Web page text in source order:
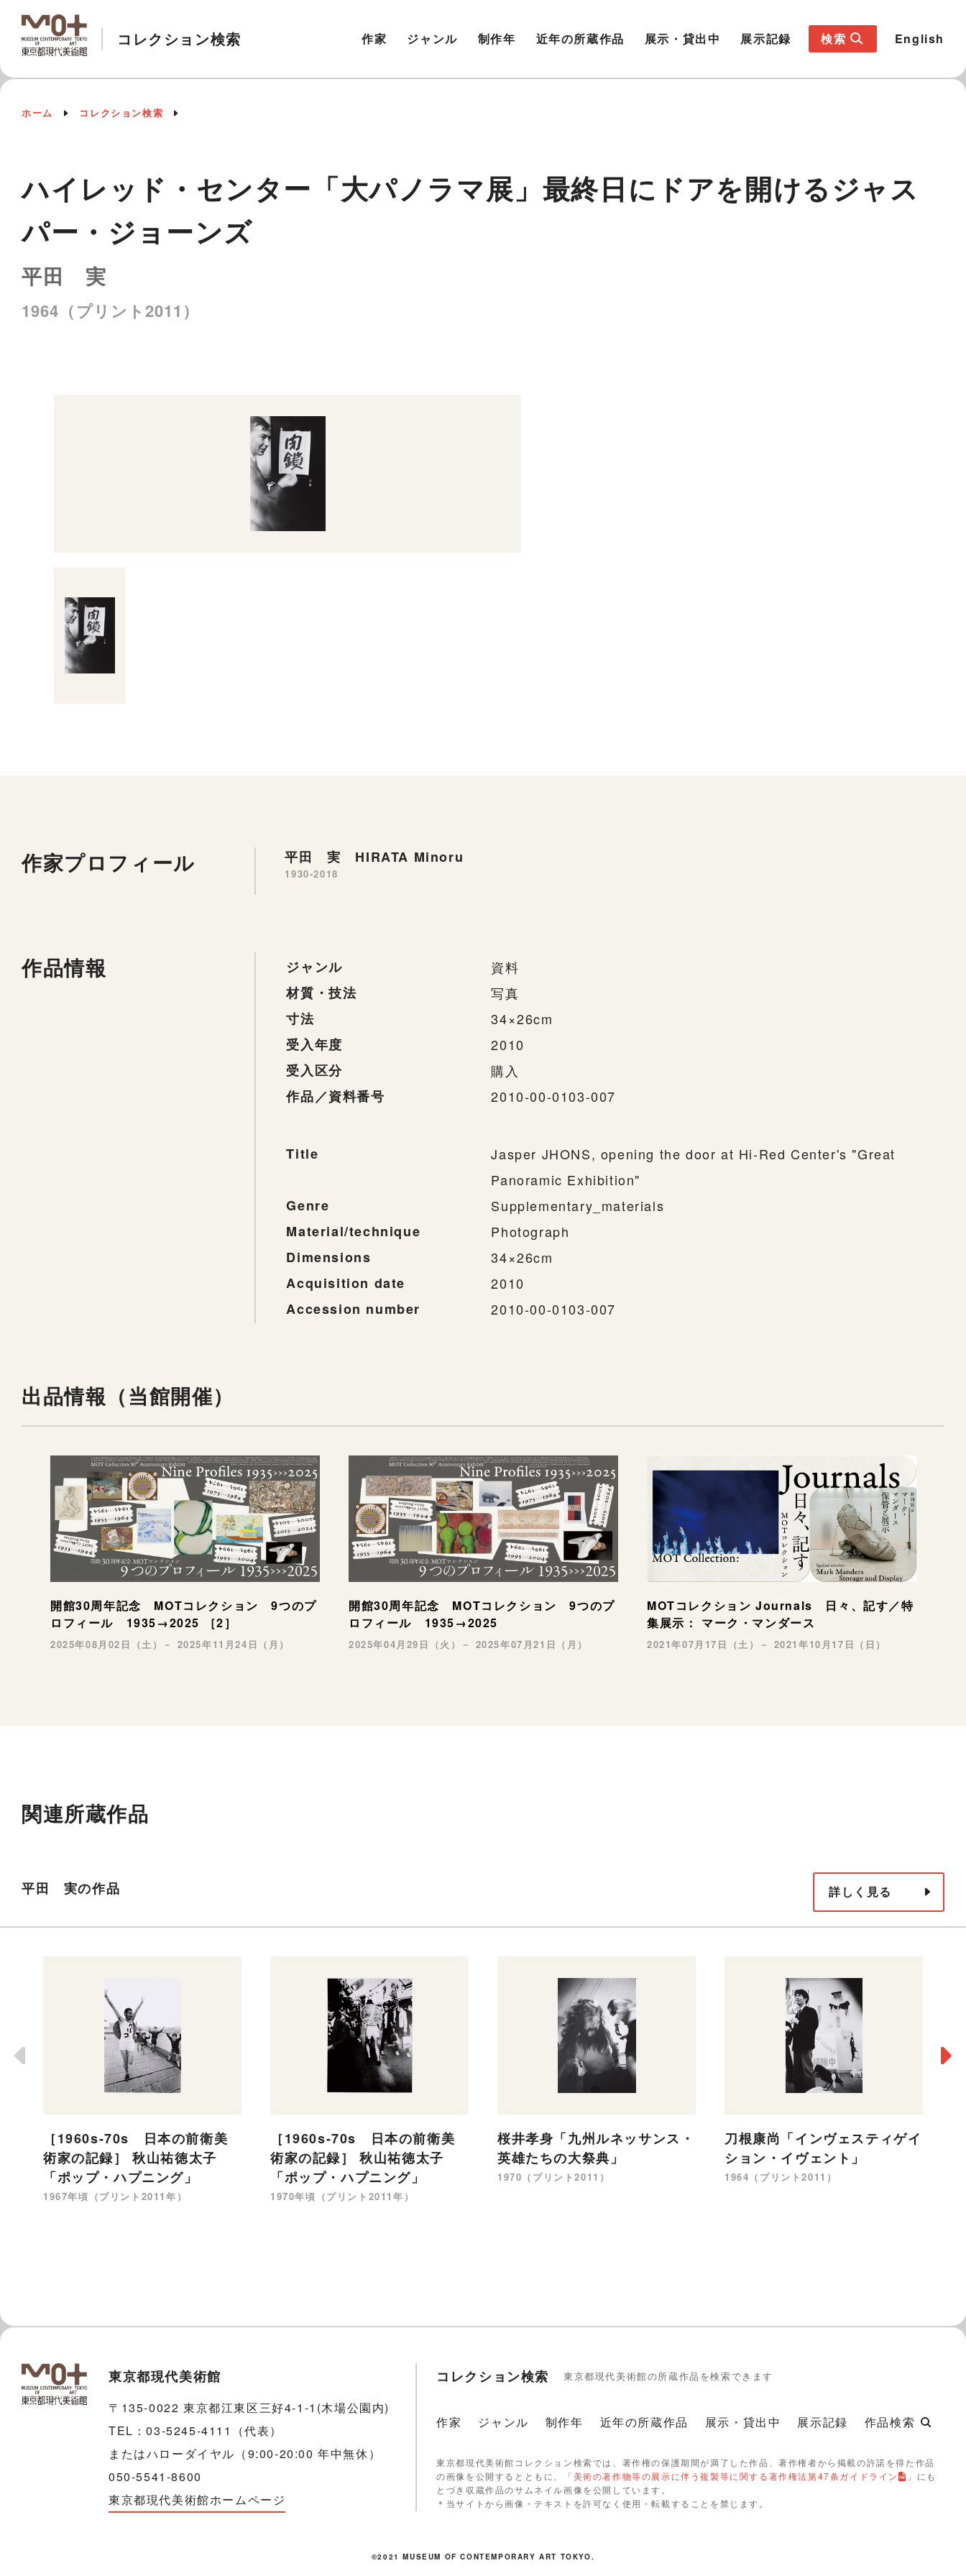
コレクション検索 作家 ジャンル 制作年 近年の所蔵作品 展示・貸出中 展示記録 検索 English
ホーム コレクション検索
ハイレッド・センター「大パノラマ展」最終日にドアを開けるジャス
パー・ジョーンズ
平田 実
1964（プリント2011）
作家プロフィール 平田 実 HIRATA Minoru
1930-2018
作品情報 ジャンル
資料
材質・技法
写真
寸法
34×26cm
受入年度
2010
受入区分
購入
作品／資料番号
2010-00-0103-007
Title
Jasper JHONS, opening the door at Hi-Red Center's "Great
Panoramic Exhibition"
Genre
Supplementary_materials
Material/technique
Photograph
Dimensions
34×26cm
Acquisition date
2010
Accession number
2010-00-0103-007
出品情報（当館開催）
開館30周年記念 MOTコレクション 9つのプ
ロフィール 1935→2025 ［2］
2025年08月02日（土）－ 2025年11月24日（月）
開館30周年記念 MOTコレクション 9つのプ
ロフィール 1935→2025
2025年04月29日（火）－ 2025年07月21日（月）
MOTコレクション Journals 日々、記す／特
集展示： マーク・マンダース
2021年07月17日（土）－ 2021年10月17日（日）
関連所蔵作品
平田 実の作品 詳しく見る
［1960s-70s 日本の前衛美
術家の記録］ 秋山祐徳太子
「ポップ・ハプニング」
1967年頃（プリント2011年）
［1960s-70s 日本の前衛美
術家の記録］ 秋山祐徳太子
「ポップ・ハプニング」
1970年頃（プリント2011年）
桜井孝身「九州ルネッサンス・
英雄たちの大祭典」
1970（プリント2011）
刀根康尚「インヴェスティゲイ
ション・イヴェント」
1964（プリント2011）
東京都現代美術館
〒135-0022 東京都江東区三好4-1-1(木場公園内)
TEL：03-5245-4111（代表）
またはハローダイヤル（9:00-20:00 年中無休）
050-5541-8600
東京都現代美術館ホームページ
コレクション検索 東京都現代美術館の所蔵作品を検索できます
作家 ジャンル 制作年 近年の所蔵作品 展示・貸出中 展示記録 作品検索
東京都現代美術館コレクション検索では、著作権の保護期間が満了した作品、著作権者から掲載の許諾を得た作品
の画像を公開するとともに、「美術の著作物等の展示に伴う複製等に関する著作権法第47条ガイドライン
」にも
とづき収蔵作品のサムネイル画像を公開しています。
＊当サイトから画像・テキストを許可なく使用・転載することを禁じます。
©2021 MUSEUM OF CONTEMPORARY ART TOKYO.